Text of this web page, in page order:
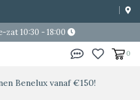
zat 10:30 - 18:00
0
Benelux vanaf €150!